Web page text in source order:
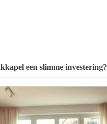
een slimme investering?